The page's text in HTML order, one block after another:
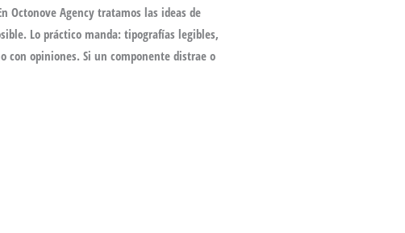
Octonove Agency tratamos las ideas de
Lo práctico manda: tipografías legibles,
con opiniones. Si un componente distrae o